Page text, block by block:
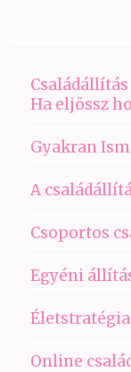
Családállítás
Ha eljössz
Gyakran
A
Csoportos
Egyéni
Online